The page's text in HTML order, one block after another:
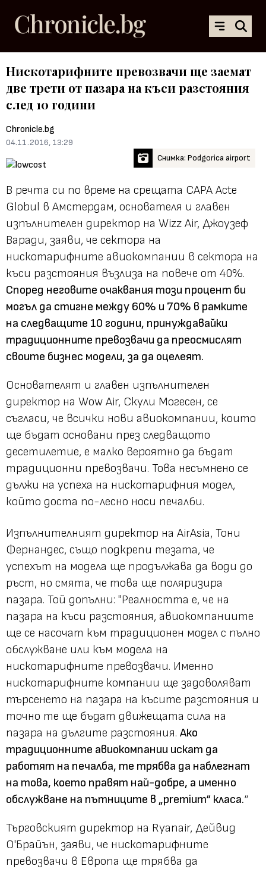
Нискотарифните превозвачи ще заемат
две трети от пазара на къси разстояния
след 10 години
Chronicle.bg
04.11.2016, 13:29
Снимка: Podgorica airport
В речта си по време на срещата CAPA Acte
Globul в Амстердам, основателя и главен
изпълнителен директор на Wizz Air, Джоузеф
Варади, заяви, че сектора на
нискотарифните авиокомпании в сектора на
къси разстояния възлиза на повече от 40%.
Според неговите очаквания този процент би
могъл да стигне между 60% и 70% в рамките
на следващите 10 години, принуждавайки
традиционните превозвачи да преосмислят
своите бизнес модели, за да оцелеят.
Основателят и главен изпълнителен
директор на Wow Air, Скули Могесен, се
съгласи, че всички нови авиокомпании, които
ще бъдат основани през следващото
десетилетие, е малко вероятно да бъдат
традиционни превозвачи. Това несъмнено се
дължи на успеха на нискотарифния модел,
който доста по-лесно носи печалби.
Изпълнителният директор на AirAsia, Тони
Фернандес, също подкрепи тезата, че
успехът на модела ще продължава да води до
ръст, но смята, че това ще поляризира
пазара. Той допълни: "Реалността е, че на
пазара на къси разстояния, авиокомпаниите
ще се насочат към традиционен модел с пълно
обслужване или към модела на
нискотарифните превозвачи. Именно
нискотарифните компании ще задоволяват
търсенето на пазара на късите разстояния и
точно те ще бъдат движещата сила на
пазара на дългите разстояния. Ако
традиционните авиокомпании искат да
работят на печалба, те трябва да наблегнат
на това, което правят най-добре, а именно
обслужване на пътниците в „premium“ класа.“
Търговският директор на Ryanair, Дейвид
О'Брайън, заяви, че нискотарифните
превозвачи в Европа ще трябва да